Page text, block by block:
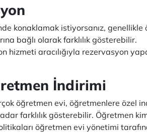
konaklamak istiyorsanız,
bağlı olarak farklılık gösterebilir.
hizmeti aracılığıyla rezervasyon
İndirimi
öğretmen evi, öğretmenlere özel
farklılık gösterebilir. Öğretmen
öğretmen evi yönetimi